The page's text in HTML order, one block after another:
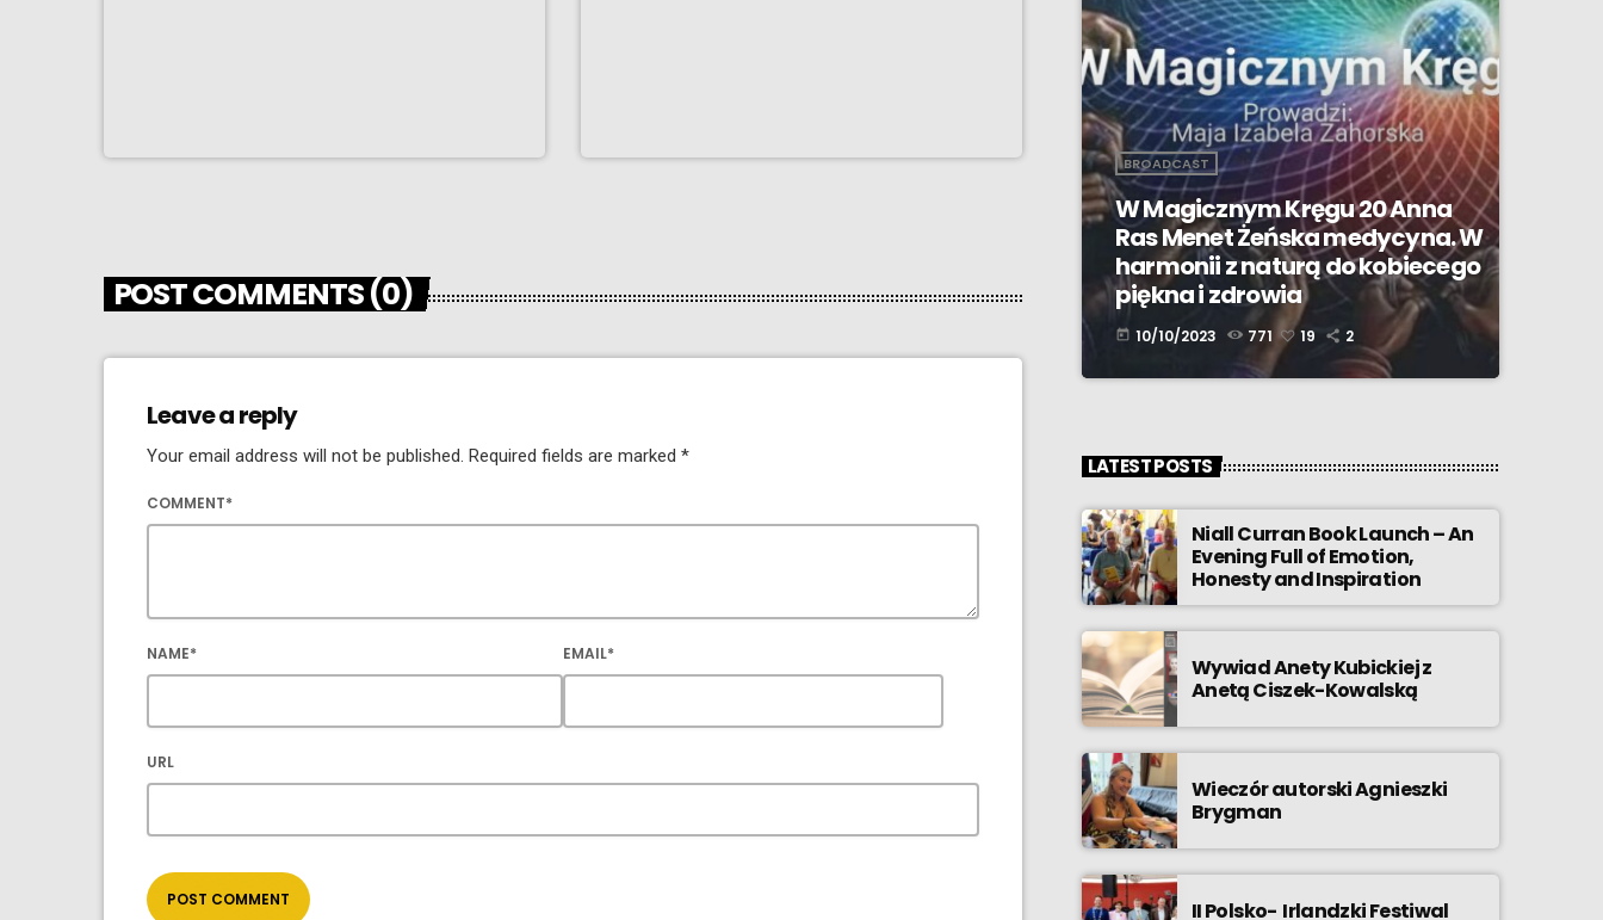
POST COMMENTS (0)
Leave a reply
Your email address will not be published. Required fields are marked *
COMMENT*
NAME* EMAIL*
URL
BROADCAST
W Magicznym Kręgu 20 Anna
Ras Menet Żeńska medycyna. W
harmonii z naturą do kobiecego
piękna i zdrowia
today 10/10/2023 771 19 2
LATEST POSTS
Niall Curran Book Launch – An
Evening Full of Emotion,
Honesty and Inspiration
Wywiad Anety Kubickiej z
Anetą Ciszek-Kowalską
Wieczór autorski Agnieszki
Brygman
II Polsko- Irlandzki Festiwal